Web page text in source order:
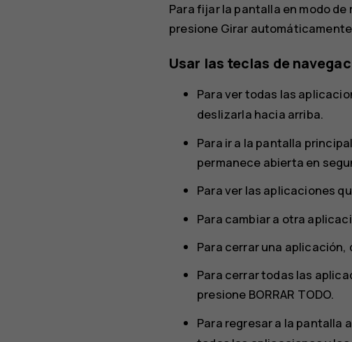
Para fijar la pantalla en modo
presione Girar automáticamente
Usar las teclas de
Para ver todas las
deslizarla hacia arriba.
Para ir a la pantalla
permanece abierta en
Para ver las aplicaciones
Para cambiar a otra
Para cerrar una aplicación,
Para cerrar todas las
presione BORRAR TODO.
Para regresar a la pantalla